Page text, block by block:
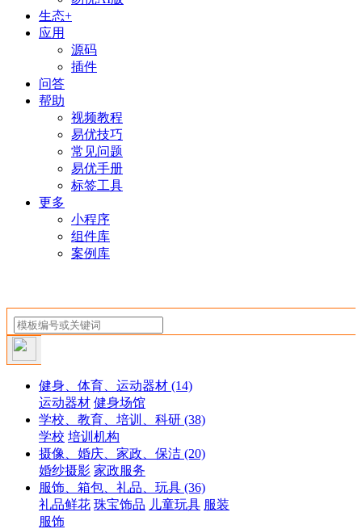
生态+
应用
源码
插件
问答
帮助
视频教程
易优技巧
常见问题
易优手册
标签工具
更多
小程序
组件库
案例库
健身、体育、运动器材 (14)
运动器材 健身场馆
学校、教育、培训、科研 (38)
学校 培训机构
摄像、婚庆、家政、保洁 (20)
婚纱摄影 家政服务
服饰、箱包、礼品、玩具 (36)
礼品鲜花 珠宝饰品 儿童玩具 服装
服饰